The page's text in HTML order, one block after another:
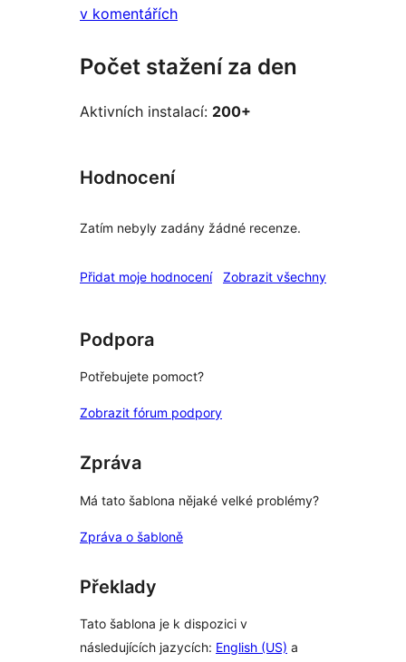
v komentářích
Počet stažení za den
Aktivních instalací: 200+
Hodnocení
Zatím nebyly zadány žádné recenze.
Přidat moje hodnocení Zobrazit všechnyrecenze
Podpora
Potřebujete pomoct?
Zobrazit fórum podpory
Zpráva
Má tato šablona nějaké velké problémy?
Zpráva o šabloně
Překlady
Tato šablona je k dispozici v
následujících jazycích: English (US) a